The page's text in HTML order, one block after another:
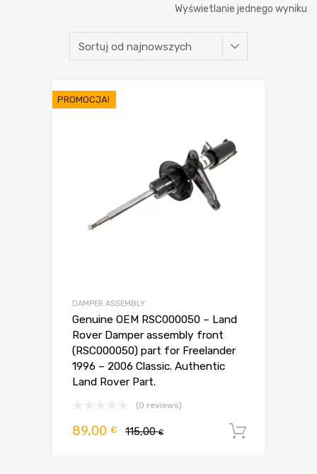
Wyświetlanie jednego wyniku
PROMOCJA!
DAMPER ASSEMBLY
Genuine OEM RSC000050 – Land
Rover Damper assembly front
(RSC000050) part for Freelander
1996 – 2006 Classic. Authentic
Land Rover Part.
(0 reviews)
115,00€Pierwotna
89,00 €
Aktualna